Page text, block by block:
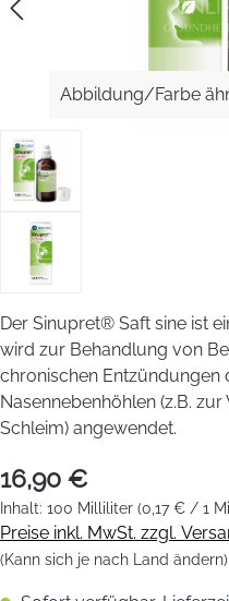
Abbildung/Farbe
Der Sinupret® Saft sine ist
wird zur Behandlung von
chronischen
Nasennebenhöhlen (z.B.
Schleim) angewendet.
16,90 €
Inhalt: 100 Milliliter (0,17 € / 1
Preise inkl. MwSt. zzgl.
(Kann sich je nach Land ändern)